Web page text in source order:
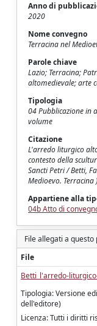
Anno di
2020
Nome convegno
Terracina nel
Parole chiave
Lazio; Terracina;
altomedievale; arte
Tipologia
04 Pubblicazione in
volume
Citazione
L'arredo liturgico
contesto della
Sancti Petri / Betti,
Medioevo. Terracina
Appartiene alla
04b Atto di
File allegati a
File
Betti_l'arredo-
Tipologia: Versione
dell'editore)
Licenza: Tutti i diritti